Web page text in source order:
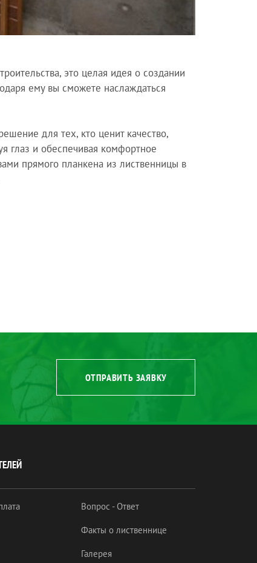
это целая идея о создании
ему вы сможете наслаждаться
для тех, кто ценит качество,
глаз и обеспечивая комфортное
прямого планкена из лиственницы в
ОТПРАВИТЬ ЗАЯВКУ
Вопрос - Ответ
Факты о лиственнице
Галерея